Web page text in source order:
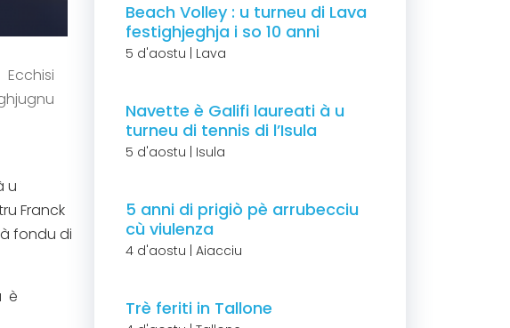
Ecchisi
u
Franck
fondu di
è
Beach Volley : u turneu di Lava
festighjeghja i so 10 anni
5 d'aostu | Lava
Navette è Galifi laureati à u
turneu di tennis di l’Isula
5 d'aostu | Isula
5 anni di prigiò pè arrubecciu
cù viulenza
4 d'aostu | Aiacciu
Trè feriti in Tallone